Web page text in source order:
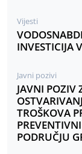
Vijesti
INVESTICIJA
Javni pozivi
JAVNI POZIV
TROŠKOVA
PODRUČJU